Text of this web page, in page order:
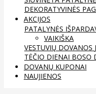
DEKORATYVINĖS
AKCIJOS
PATALYNĖS
VAIKIŠKA
VESTUVIŲ DOVANOS
TĖČIO DIENAI BOSO
DOVANŲ KUPONAI
NAUJIENOS